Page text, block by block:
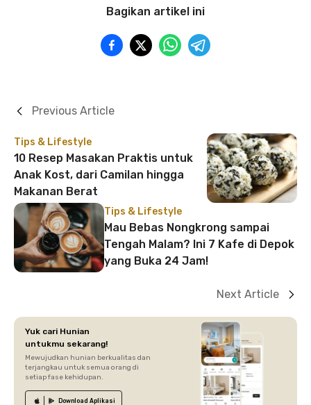
Bagikan artikel ini
Tips & Lifestyle
10 Resep Masakan Praktis untuk
Anak Kost, dari Camilan hingga
Makanan Berat
Previous Article
Tips & Lifestyle
Mau Bebas Nongkrong sampai
Tengah Malam? Ini 7 Kafe di Depok
yang Buka 24 Jam!
Next Article
Yuk cari Hunian
untukmu sekarang!
Mewujudkan hunian berkualitas dan
terjangkau untuk semua orang di
setiap fase kehidupan.
Download Aplikasi